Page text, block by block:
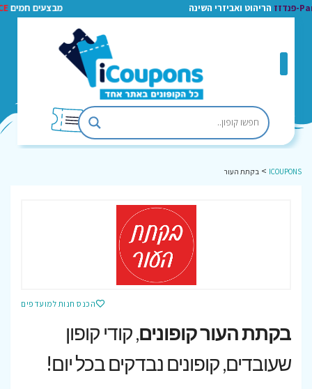
ואביזרי השינה מבצעים חמיםACE-אייס 30%-50%!!! לחצו למעבר
ICOUPONS
> בקתת העור
הכנס חנות למועדפים
בקתת העור קופונים, קודי קופון
שעובדים, קופונים נבדקים בכל יום!